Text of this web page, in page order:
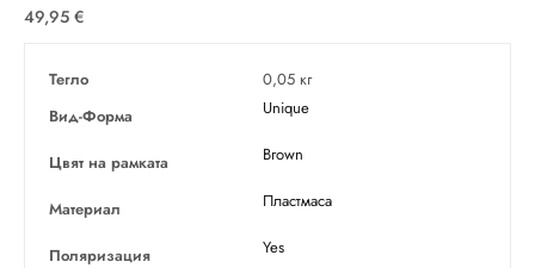
49,95 €
Тегло
0,05 кг
Вид-Форма
Unique
Цвят на рамката Brown
Материал Пластмаса
Поляризация Yes